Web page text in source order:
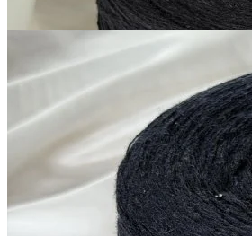
В наличии 11280
гр
Silver Plus
кашемир 10%,
+ пайетки
380 м/100 гтёмно-
черному
1 200₽
за 100 г